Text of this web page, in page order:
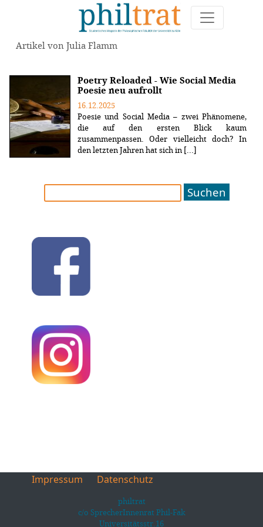
Artikel von Julia Flamm
Poetry Reloaded - Wie Social Media
Poesie neu aufrollt
16.12.2025
Poesie und Social Media – zwei Phänomene,
die auf den ersten Blick kaum
zusammenpassen. Oder vielleicht doch? In
den letzten Jahren hat sich in [...]
Suchen
Impressum Datenschutz
philtrat
c/o SprecherInnenrat Phil-Fak
Universitätsstr.16